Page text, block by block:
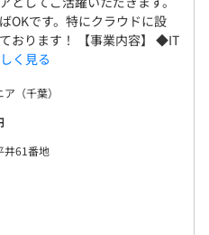
OKです。特にクラウドに設
おります！ 【事業内容】 ◆IT
く見る
（千葉）
井61番地